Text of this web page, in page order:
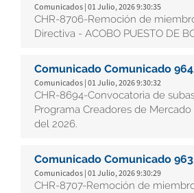
Comunicados | 01 Julio, 2026 9:30:35
CHR-8706-Remoción de
Directiva - ACOBO PUESTO DE
Comunicado Comunicado
Comunicados | 01 Julio, 2026 9:30:32
CHR-8694-Convocatoria de
Programa Creadores de
del 2026.
Comunicado Comunicado
Comunicados | 01 Julio, 2026 9:30:29
CHR-8707-Remoción de